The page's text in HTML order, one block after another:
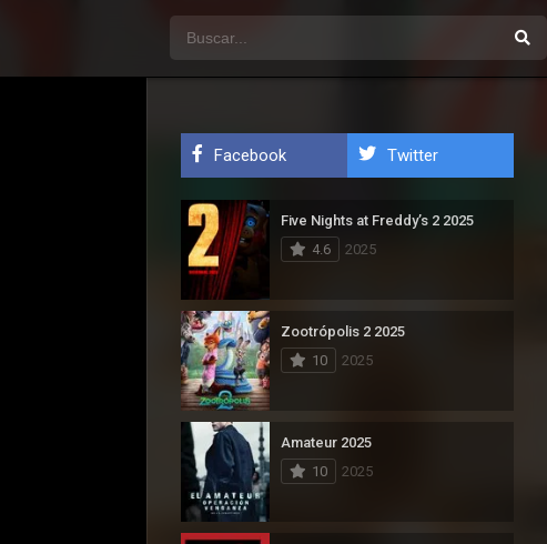
Facebook Twitter
Five Nights at Freddy’s 2 2025
4.6
2025
Zootrópolis 2 2025
10
2025
Amateur 2025
10
2025